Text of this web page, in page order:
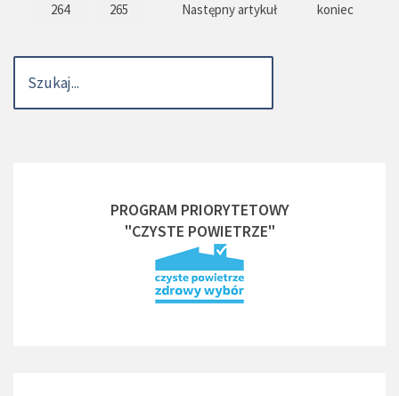
264 265 Następny artykuł koniec
PROGRAM PRIORYTETOWY
"CZYSTE POWIETRZE"